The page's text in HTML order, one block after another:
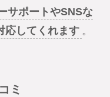
サポートやSNSな
応してくれます 。
ミ